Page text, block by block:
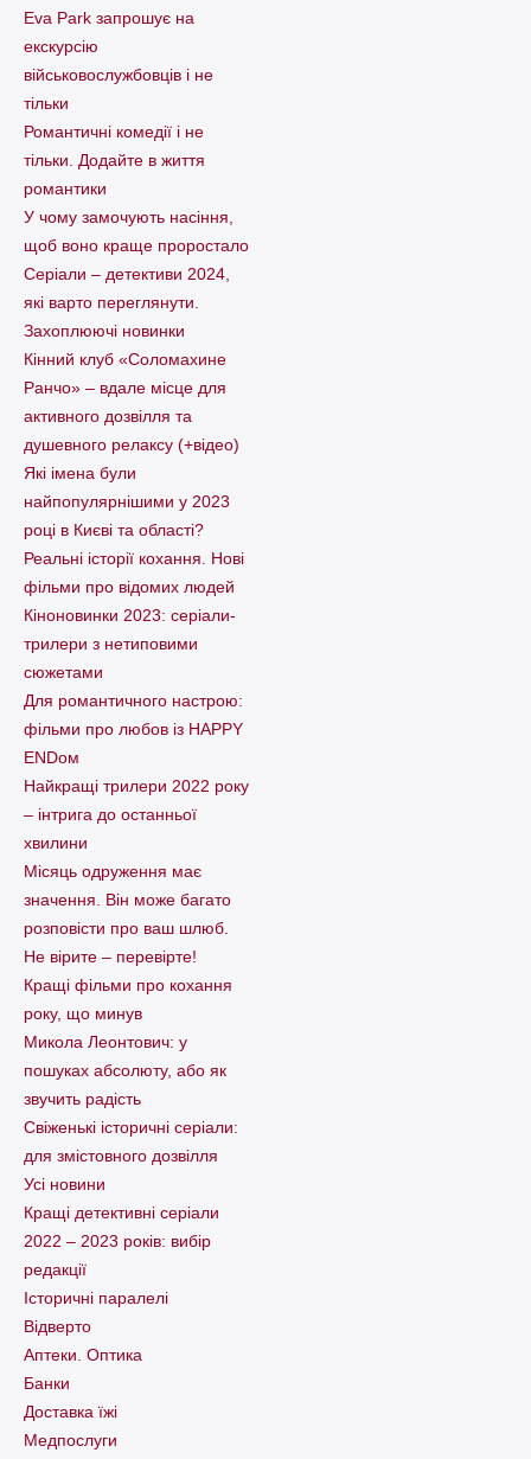
Eva Park запрошує на
екскурсію
військовослужбовців і не
тільки
Романтичні комедії і не
тільки. Додайте в життя
романтики
У чому замочують насіння,
щоб воно краще проростало
Серіали – детективи 2024,
які варто пеpеглянути.
Захоплюючі новинки
Кінний клуб «Соломахине
Ранчо» – вдале місце для
активного дозвілля та
душевного релаксу (+відео)
Які імена були
найпопулярнішими у 2023
році в Києві та області?
Реальні історії кохання. Нові
фільми про відомих людей
Кіноновинки 2023: серіали-
трилери з нетиповими
сюжетами
Для романтичного настрою:
фільми про любов із HAPPY
ENDом
Найкращі трилери 2022 року
– інтрига до останньої
хвилини
Місяць одруження має
значення. Він може багато
розповісти про ваш шлюб.
Не вірите – перевірте!
Кращі фільми про кохання
року, що минув
Микола Леонтович: у
пошуках абсолюту, або як
звучить радість
Свіженькі історичні серіали:
для змістовного дозвілля
Усі новини
Кращі детективні серіали
2022 – 2023 років: вибір
редакції
Історичні паралелі
Відверто
Аптеки. Оптика
Банки
Доставка їжі
Медпослуги